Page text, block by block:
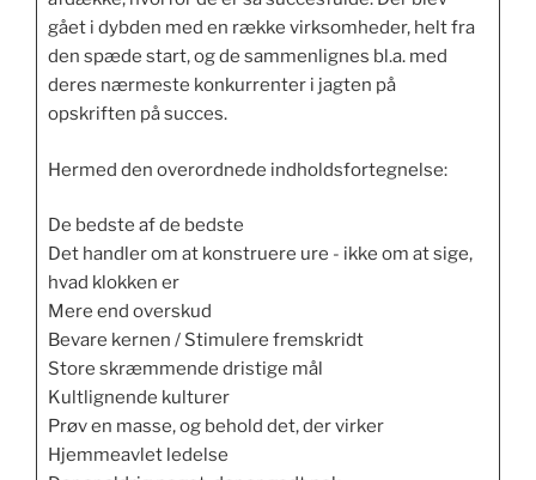
gået i dybden med en række virksomheder, helt fra
den spæde start, og de sammenlignes bl.a. med
deres nærmeste konkurrenter i jagten på
opskriften på succes.
Hermed den overordnede indholdsfortegnelse:
De bedste af de bedste
Det handler om at konstruere ure - ikke om at sige,
hvad klokken er
Mere end overskud
Bevare kernen / Stimulere fremskridt
Store skræmmende dristige mål
Kultlignende kulturer
Prøv en masse, og behold det, der virker
Hjemmeavlet ledelse